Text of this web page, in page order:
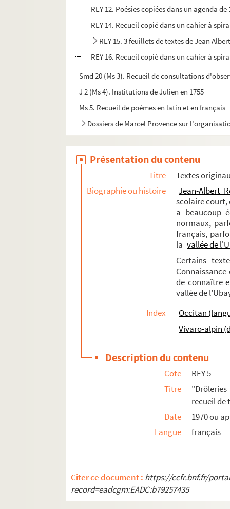
REY 12. Poésies copiées dans un agenda de
REY 14. Recueil copié dans un cahier à
REY 15. 3 feuillets de textes de Jean
REY 16. Recueil copié dans un cahier à
Smd 20 (Ms 3). Recueil de consultations
J 2 (Ms 4). Institutions de Julien en 1755
Ms 5. Recueil de poèmes en latin et en français
Dossiers de Marcel Provence sur
Présentation du contenu
Titre
Textes
Biographie ou histoire
Jean-Albert
scolaire court,
a beaucoup
normaux,
français,
la vallée de
Certains
Connaissance
de connaître
vallée de
Index
Occitan
Vivaro-alpin
Description du contenu
Cote
REY 5
Titre
recueil de
Date
1970 ou
Langue
français
Citer ce document : https://ccfr.bnf.fr/
record=eadcgm:EADC:b79257435